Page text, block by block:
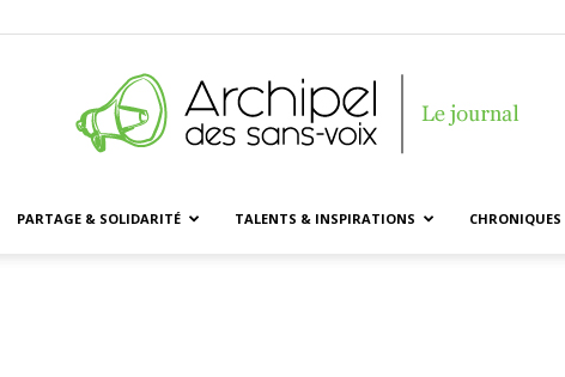
PARTAGE & SOLIDARITÉ TALENTS & INSPIRATIONS